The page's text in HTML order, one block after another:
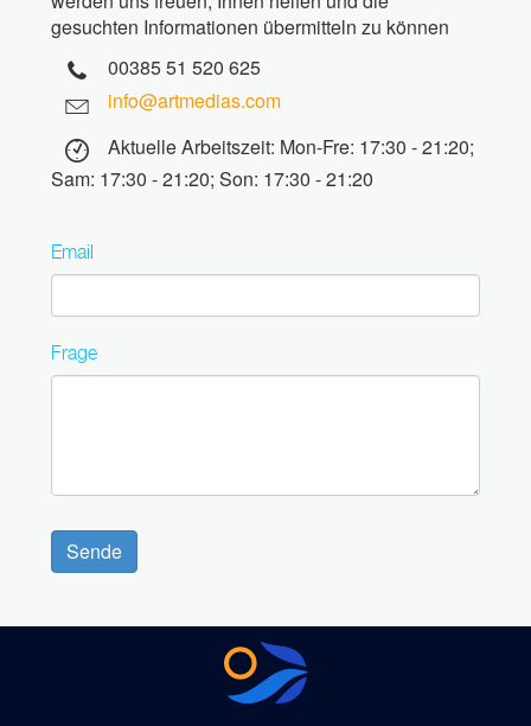
gesuchten Informationen übermitteln zu können
00385 51 520 625
info@artmedias.com
Aktuelle Arbeitszeit: Mon-Fre: 17:30 - 21:20;
Sam: 17:30 - 21:20; Son: 17:30 - 21:20
Email
Frage
Sende